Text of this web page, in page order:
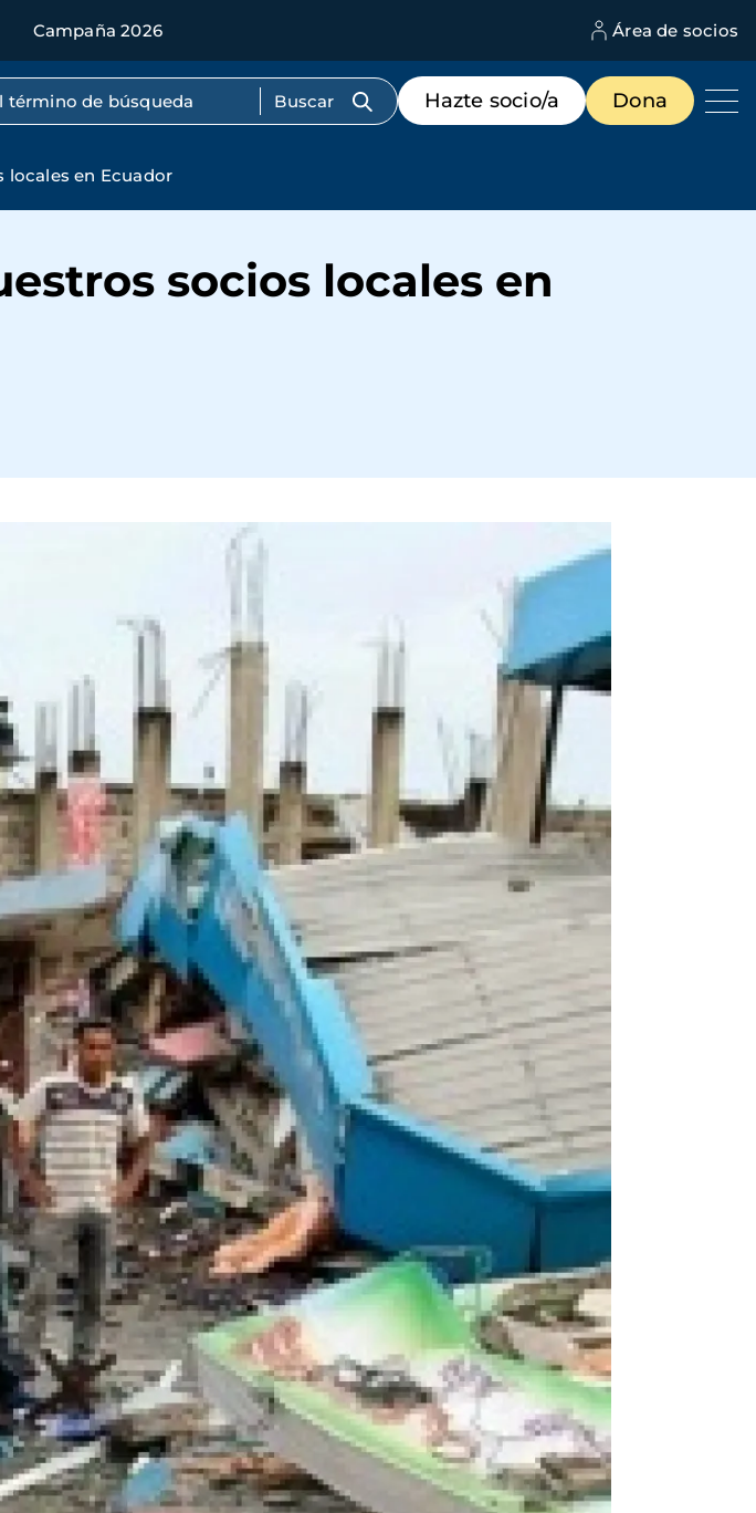
Campaña 2026 Área de socios
por texto completo
Menú
de
destacados
Hazte socio/a Dona
locales en Ecuador
socios locales en